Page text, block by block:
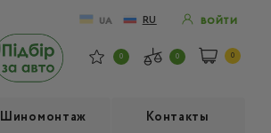
UA RU ВОЙТИ
0 0 0
Шиномонтаж Контакты